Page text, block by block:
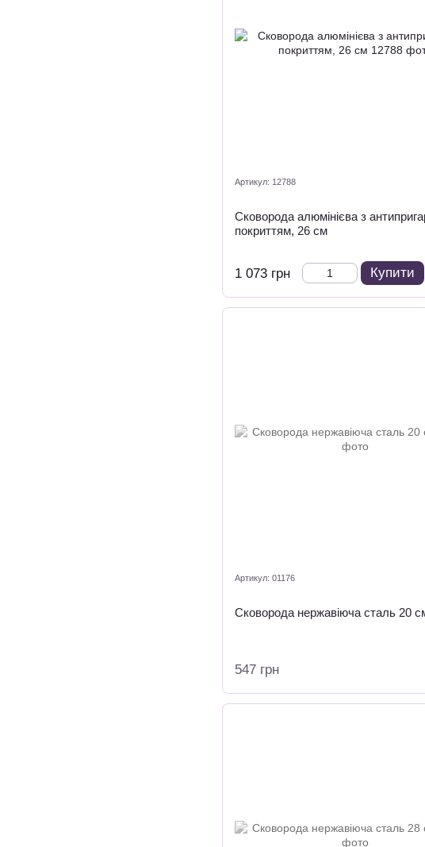
Артикул: 12788
Сковорода алюмінієва з
покриттям, 26 см
1 073 грн Купити
Артикул: 01176
Сковорода нержавіюча сталь 20
547 грн